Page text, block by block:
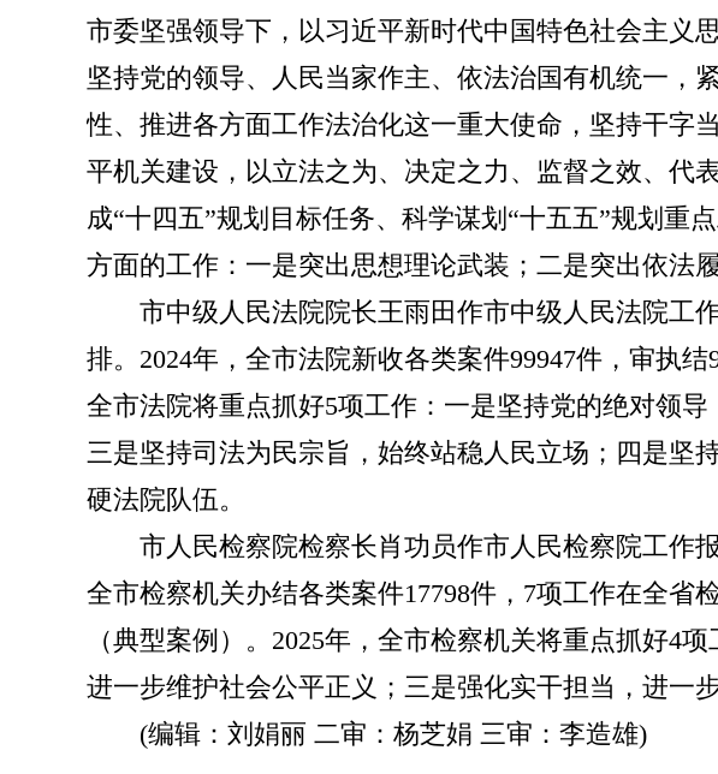
市委坚强领导下，以习近平新时代中国特色社会主义
坚持党的领导、人民当家作主、依法治国有机统一，
性、推进各方面工作法治化这一重大使命，坚持干字
平机关建设，以立法之为、决定之力、监督之效、代
成“十四五”规划目标任务、科学谋划“十五五”规划重
方面的工作：一是突出思想理论武装；二是突出依法
市中级人民法院院长王雨田作市中级人民法院工
排。2024年，全市法院新收各类案件99947件，审执
全市法院将重点抓好5项工作：一是坚持党的绝对领
三是坚持司法为民宗旨，始终站稳人民立场；四是坚
硬法院队伍。
市人民检察院检察长肖功员作市人民检察院工作
全市检察机关办结各类案件17798件，7项工作在全
（典型案例）。2025年，全市检察机关将重点抓好4
进一步维护社会公平正义；三是强化实干担当，进一
(编辑：刘娟丽 二审：杨芝娟 三审：李造雄)